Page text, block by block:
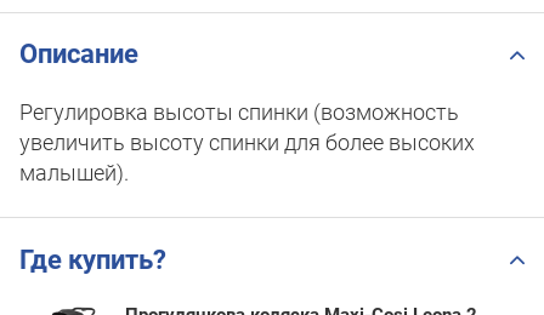
Описание
Регулировка высоты спинки (возможность
увеличить высоту спинки для более высоких
малышей).
Где купить?